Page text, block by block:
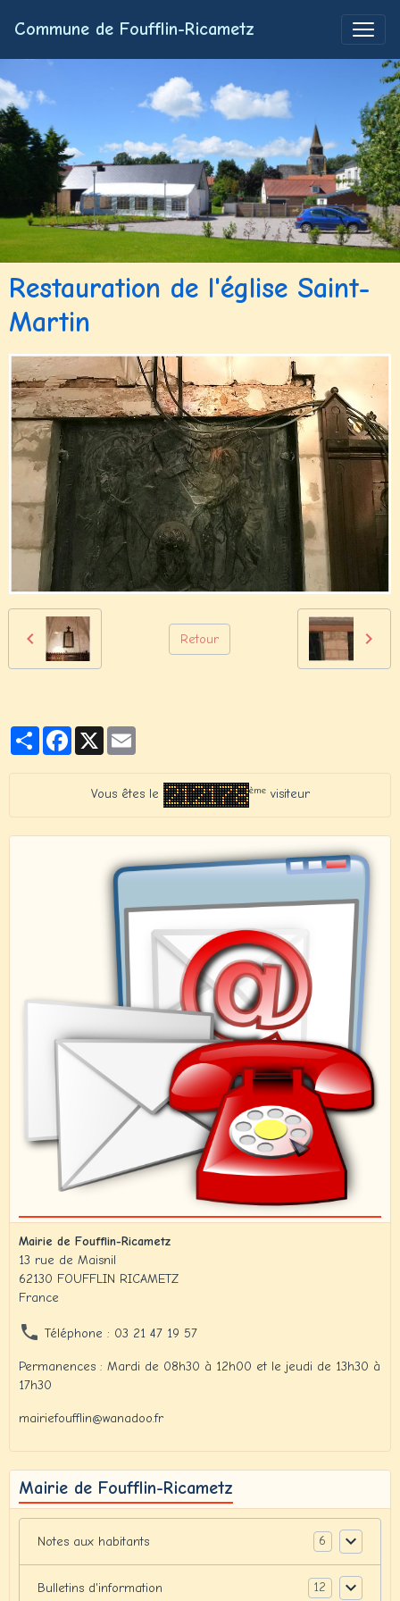
Commune de Foufflin-Ricametz
Restauration de l'église Saint-
Martin
Retour
PartagerFacebook
X
Vous êtes le èmevisiteur
Mairie de Foufflin-Ricametz
13 rue de Maisnil
62130 FOUFFLIN RICAMETZ
France
Téléphone : 03 21 47 19 57
Permanences : Mardi de 08h30 à 12h00 et le jeudi de 13h30 à
17h30
mairiefoufflin@wanadoo.fr
Mairie de Foufflin-Ricametz
Notes aux habitants 6
Bulletins d'information 12